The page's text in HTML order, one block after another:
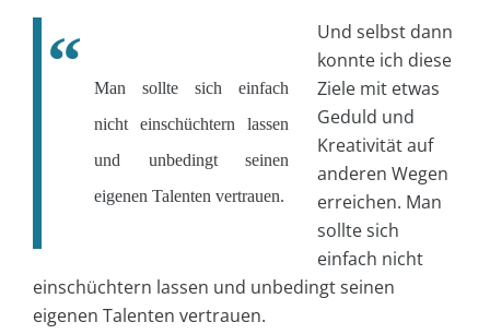
Man sollte sich einfach
nicht einschüchtern lassen
und unbedingt seinen
eigenen Talenten vertrauen.
Und selbst dann
konnte ich diese
Ziele mit etwas
Geduld und
Kreativität auf
anderen Wegen
erreichen. Man
sollte sich
einfach nicht
einschüchtern lassen und unbedingt seinen
eigenen Talenten vertrauen.